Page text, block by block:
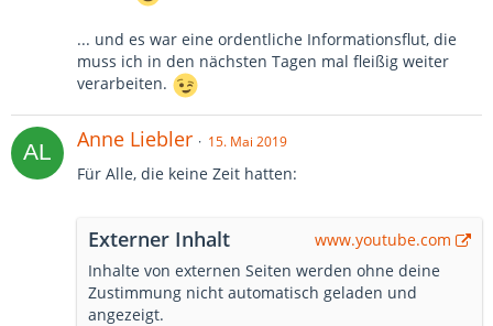
... und es war eine ordentliche Informationsflut, die
muss ich in den nächsten Tagen mal fleißig weiter
verarbeiten.
Anne Liebler 15. Mai 2019
Für Alle, die keine Zeit hatten:
Externer Inhalt
www.youtube.com
Inhalte von externen Seiten werden ohne deine
Zustimmung nicht automatisch geladen und
angezeigt.